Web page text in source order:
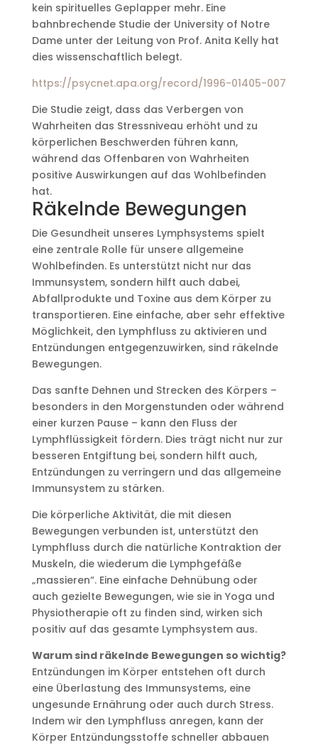
kein spirituelles Geplapper mehr. Eine
bahnbrechende Studie der University of Notre
Dame unter der Leitung von Prof. Anita Kelly hat
dies wissenschaftlich belegt.
https://psycnet.apa.org/record/1996-01405-007
Die Studie zeigt, dass das Verbergen von
Wahrheiten das Stressniveau erhöht und zu
körperlichen Beschwerden führen kann,
während das Offenbaren von Wahrheiten
positive Auswirkungen auf das Wohlbefinden
hat.
Räkelnde Bewegungen
Die Gesundheit unseres Lymphsystems spielt
eine zentrale Rolle für unsere allgemeine
Wohlbefinden. Es unterstützt nicht nur das
Immunsystem, sondern hilft auch dabei,
Abfallprodukte und Toxine aus dem Körper zu
transportieren. Eine einfache, aber sehr effektive
Möglichkeit, den Lymphfluss zu aktivieren und
Entzündungen entgegenzuwirken, sind räkelnde
Bewegungen.
Das sanfte Dehnen und Strecken des Körpers –
besonders in den Morgenstunden oder während
einer kurzen Pause – kann den Fluss der
Lymphflüssigkeit fördern. Dies trägt nicht nur zur
besseren Entgiftung bei, sondern hilft auch,
Entzündungen zu verringern und das allgemeine
Immunsystem zu stärken.
Die körperliche Aktivität, die mit diesen
Bewegungen verbunden ist, unterstützt den
Lymphfluss durch die natürliche Kontraktion der
Muskeln, die wiederum die Lymphgefäße
„massieren“. Eine einfache Dehnübung oder
auch gezielte Bewegungen, wie sie in Yoga und
Physiotherapie oft zu finden sind, wirken sich
positiv auf das gesamte Lymphsystem aus.
Warum sind räkelnde Bewegungen so wichtig?
Entzündungen im Körper entstehen oft durch
eine Überlastung des Immunsystems, eine
ungesunde Ernährung oder auch durch Stress.
Indem wir den Lymphfluss anregen, kann der
Körper Entzündungsstoffe schneller abbauen